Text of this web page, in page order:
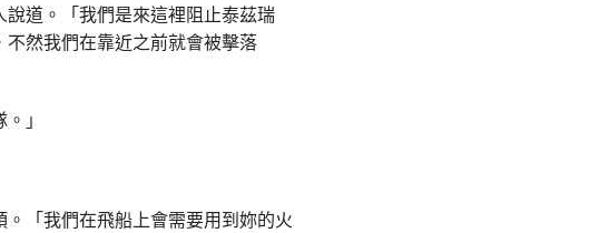
說道。「我們是來這裡阻止泰茲瑞
然我們在靠近之前就會被擊落
」
「我們在飛船上會需要用到妳的火